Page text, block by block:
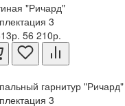
"Ричард"
3
56 210р.